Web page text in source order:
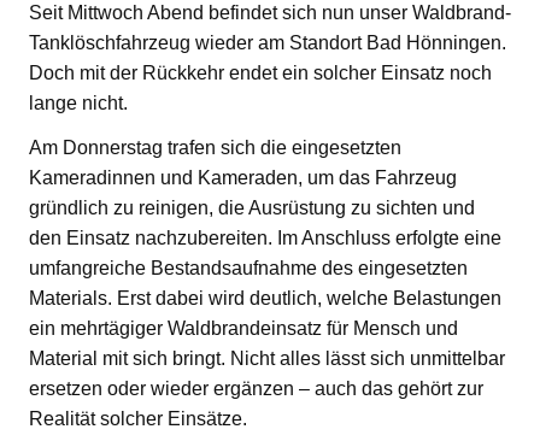
Seit Mittwoch Abend befindet sich nun unser Waldbrand-
Tanklöschfahrzeug wieder am Standort Bad Hönningen.
Doch mit der Rückkehr endet ein solcher Einsatz noch
lange nicht.
Am Donnerstag trafen sich die eingesetzten
Kameradinnen und Kameraden, um das Fahrzeug
gründlich zu reinigen, die Ausrüstung zu sichten und
den Einsatz nachzubereiten. Im Anschluss erfolgte eine
umfangreiche Bestandsaufnahme des eingesetzten
Materials. Erst dabei wird deutlich, welche Belastungen
ein mehrtägiger Waldbrandeinsatz für Mensch und
Material mit sich bringt. Nicht alles lässt sich unmittelbar
ersetzen oder wieder ergänzen – auch das gehört zur
Realität solcher Einsätze.